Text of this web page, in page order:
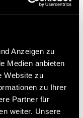
Anzeigen zu
Medien anbieten
Website zu
zu Ihrer
Partner für
weiter. Unsere
April 2020
daraus
Fischer